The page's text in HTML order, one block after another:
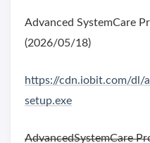
Advanced SystemCare
(2026/05/18)
https://cdn.iobit.com/dl/
setup.exe
AdvancedSystemCare